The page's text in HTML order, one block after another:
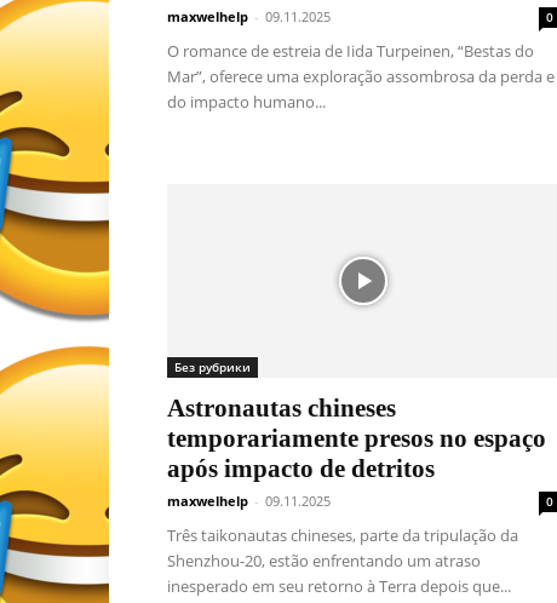
maxwelhelp - 09.11.2025 0
O romance de estreia de Iida Turpeinen, “Bestas do
Mar”, oferece uma exploração assombrosa da perda e
do impacto humano...
Без рубрики
Astronautas chineses
temporariamente presos no espaço
após impacto de detritos
maxwelhelp - 09.11.2025 0
Três taikonautas chineses, parte da tripulação da
Shenzhou-20, estão enfrentando um atraso
inesperado em seu retorno à Terra depois que...